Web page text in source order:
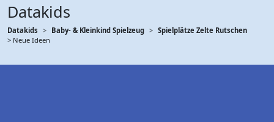
Datakids
Datakids Baby- & Kleinkind Spielzeug
Spielplätze Zelte Rutschen
> Neue Ideen